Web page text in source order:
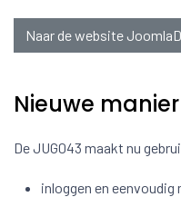
Naar de website
Nieuwe
De JUG043 maakt nu
inloggen en